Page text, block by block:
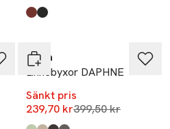
Produkten finns i färgerna:
Terracotta
Black
Wera
Linnebyxor DAPHNE
Sänkt pris
239,70 krLägsta pris 30
399,50 kr